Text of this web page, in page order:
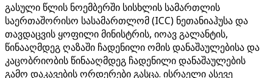
გასული წლის ნოემბერში სისხლის სამართლის
საერთაშორისო სასამართლომ (ICC) ნეთანიაჰუსა და
თავდაცვის ყოფილი მინისტრის, იოავ გალანტის,
წინააღმდეგ ღაზაში ჩადენილი ომის დანაშაულებისა და
კაცობრიობის წინააღმდეგ ჩადენილი დანაშაულების
გამო დაკავების ორდერები გასცა. ისრაელი ასევე